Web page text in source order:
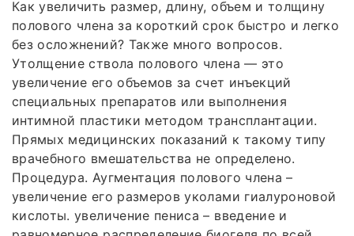
Как увеличить размер, длину, объем и толщину
полового члена за короткий срок быстро и легко
без осложнений? Также много вопросов.
Утолщение ствола полового члена — это
увеличение его объемов за счет инъекций
специальных препаратов или выполнения
интимной пластики методом трансплантации.
Прямых медицинских показаний к такому типу
врачебного вмешательства не определено.
Процедура. Аугментация полового члена –
увеличение его размеров уколами гиалуроновой
кислоты. увеличение пениса – введение и